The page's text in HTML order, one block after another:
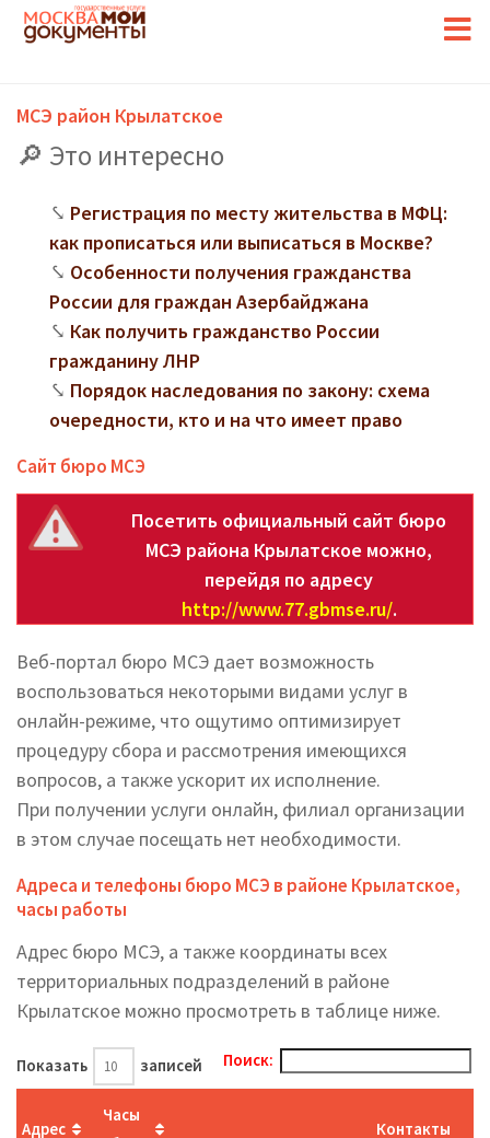
МСЭ район Крылатское
Это интересно
Регистрация по месту жительства в МФЦ:
как прописаться или выписаться в Москве?
Особенности получения гражданства
России для граждан Азербайджана
Как получить гражданство России
гражданину ЛНР
Порядок наследования по закону: схема
очередности, кто и на что имеет право
Сайт бюро МСЭ
Посетить официальный сайт бюро
МСЭ района Крылатское можно,
перейдя по адресу
http://www.77.gbmse.ru/.
Веб-портал бюро МСЭ дает возможность
воспользоваться некоторыми видами услуг в
онлайн-режиме, что ощутимо оптимизирует
процедуру сбора и рассмотрения имеющихся
вопросов, а также ускорит их исполнение.
При получении услуги онлайн, филиал организации
в этом случае посещать нет необходимости.
Адреса и телефоны бюро МСЭ в районе Крылатское,
часы работы
Адрес бюро МСЭ, а также координаты всех
территориальных подразделений в районе
Крылатское можно просмотреть в таблице ниже.
Показать записей Поиск:
Адрес
Часы
Контакты